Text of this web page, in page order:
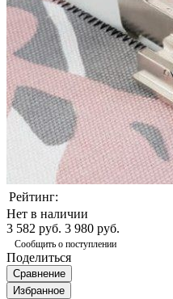
Рейтинг:
Нет в наличии
3 582 руб. 3 980 руб.
Сообщить о поступлении
Поделиться
Сравнение
Избранное